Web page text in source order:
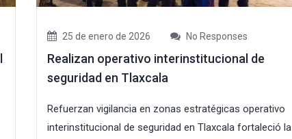
25 de enero de 2026 No Responses
Realizan operativo interinstitucional de
seguridad en Tlaxcala
Refuerzan vigilancia en zonas estratégicas operativo
interinstitucional de seguridad en Tlaxcala fortaleció la